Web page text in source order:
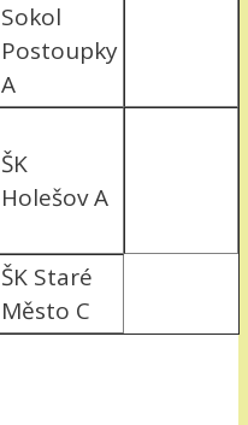
Sokol
Postoupky
A
ŠK
Holešov A
ŠK Staré
Město C